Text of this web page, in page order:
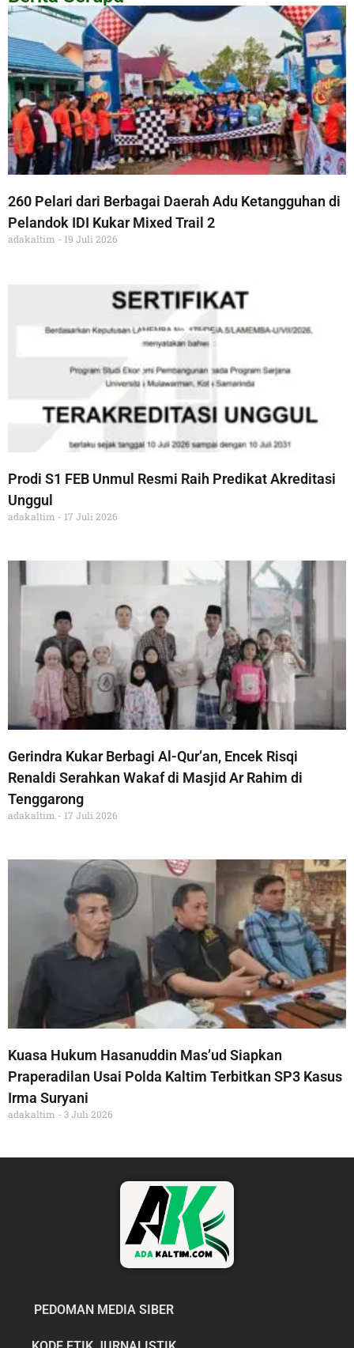
260 Pelari dari Berbagai Daerah Adu Ketangguhan di
Pelandok IDI Kukar Mixed Trail 2
adakaltim 19 Juli 2026
Prodi S1 FEB Unmul Resmi Raih Predikat Akreditasi
Unggul
adakaltim 17 Juli 2026
Gerindra Kukar Berbagi Al-Qur’an, Encek Risqi
Renaldi Serahkan Wakaf di Masjid Ar Rahim di
Tenggarong
adakaltim 17 Juli 2026
Kuasa Hukum Hasanuddin Mas’ud Siapkan
Praperadilan Usai Polda Kaltim Terbitkan SP3 Kasus
Irma Suryani
adakaltim 3 Juli 2026
PEDOMAN MEDIA SIBER